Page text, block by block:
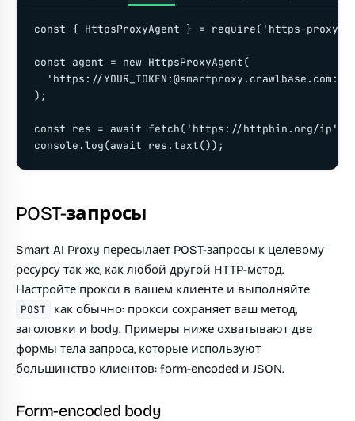
const { HttpsProxyAgent } = require('https-proxy-
const agent = new HttpsProxyAgent(
'https://
);
const res = await fetch('https://httpbin.org/ip',
console.log(await res.text());
POST-запросы
Smart AI Proxy пересылает POST-запросы к целевому
ресурсу так же, как любой другой HTTP-метод.
Настройте прокси в вашем клиенте и выполняйте
POST
как обычно: прокси сохраняет ваш метод,
заголовки и body. Примеры ниже охватывают две
формы тела запроса, которые используют
большинство клиентов: form-encoded и JSON.
Form-encoded body